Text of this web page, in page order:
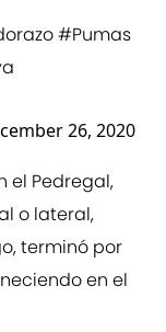
#Pumas
26, 2020
el Pedregal,
o lateral,
terminó por
en el